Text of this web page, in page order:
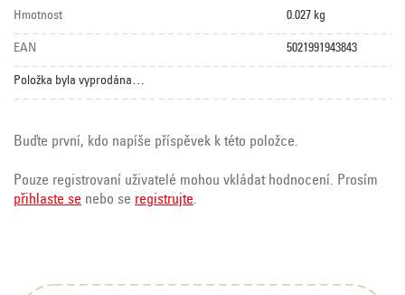
Hmotnost 0.027 kg
EAN 5021991943843
Položka byla vyprodána…
Buďte první, kdo napíše příspěvek k této položce.
Pouze registrovaní uživatelé mohou vkládat hodnocení. Prosím
přihlaste se nebo se registrujte.